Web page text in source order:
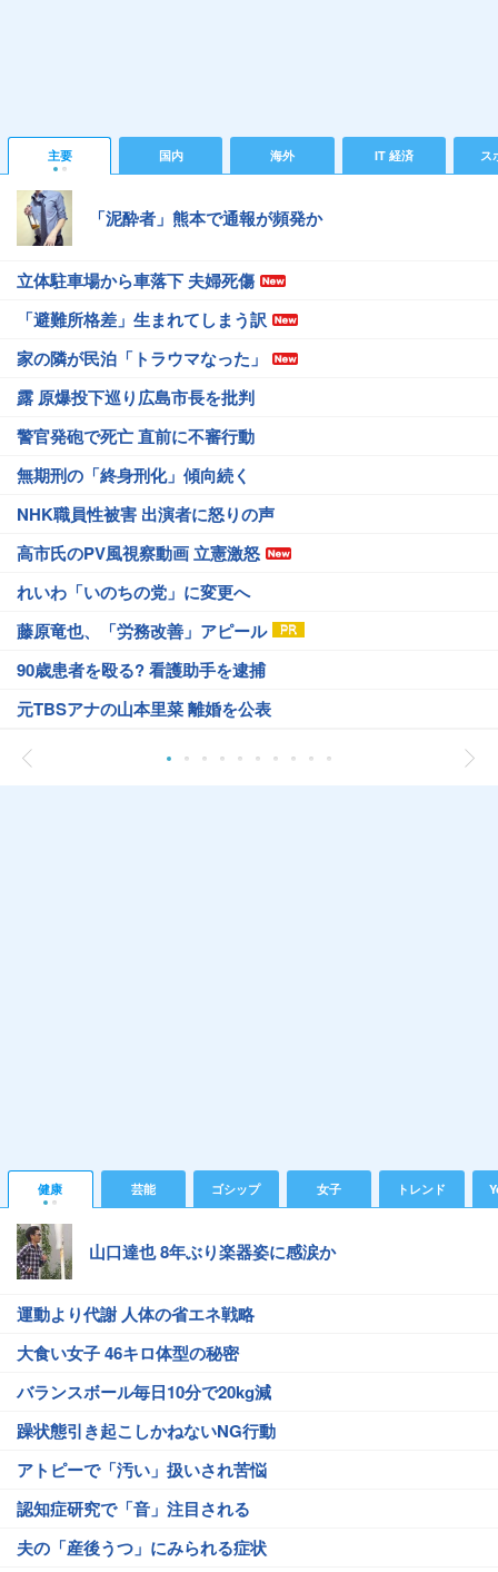
主要 国内 海外 IT 経済 ス
「泥酔者」熊本で通報が頻発か
立体駐車場から車落下 夫婦死傷
「避難所格差」生まれてしまう訳
家の隣が民泊「トラウマなった」
露 原爆投下巡り広島市長を批判
警官発砲で死亡 直前に不審行動
無期刑の「終身刑化」傾向続く
NHK職員性被害 出演者に怒りの声
高市氏のPV風視察動画 立憲激怒
れいわ「いのちの党」に変更へ
藤原竜也、「労務改善」アピール
90歳患者を殴る? 看護助手を逮捕
元TBSアナの山本里菜 離婚を公表
健康 芸能 ゴシップ 女子 トレンド
山口達也 8年ぶり楽器姿に感涙か
運動より代謝 人体の省エネ戦略
大食い女子 46キロ体型の秘密
バランスボール毎日10分で20kg減
躁状態引き起こしかねないNG行動
アトピーで「汚い」扱いされ苦悩
認知症研究で「音」注目される
夫の「産後うつ」にみられる症状